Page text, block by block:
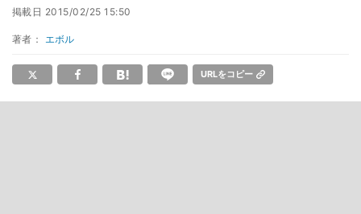
掲載日 2015/02/25 15:50
著者： エボル
URLをコピー